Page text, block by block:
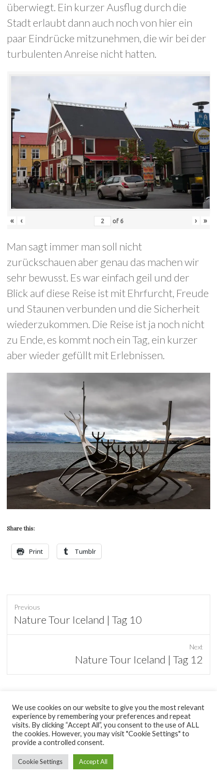
überwiegt. Ein kurzer Ausflug durch die
Stadt erlaubt dann auch noch von hier ein
paar Eindrücke mitzunehmen, die wir bei der
turbulenten Anreise nicht hatten.
« ‹ of 6 › »
Man sagt immer man soll nicht
zurückschauen aber genau das machen wir
sehr bewusst. Es war einfach geil und der
Blick auf diese Reise ist mit Ehrfurcht, Freude
und Staunen verbunden und die Sicherheit
wiederzukommen. Die Reise ist ja noch nicht
zu Ende, es kommt noch ein Tag, ein kurzer
aber wieder gefüllt mit Erlebnissen.
Share this:
Print Tumblr
Previous
Previous
post:
Nature Tour Iceland | Tag 10
Next
post:
Nature Tour Iceland | Tag 12
tumblr
Copyright © 2026minimal Pixel|
Theme Horse | Proudly Powered by:
We use cookies on our website to give you the most relevant
experience by remembering your preferences and repeat
visits. By clicking “Accept All”, you consent to the use of ALL
the cookies. However, you may visit "Cookie Settings" to
provide a controlled consent.
Cookie Settings Accept All